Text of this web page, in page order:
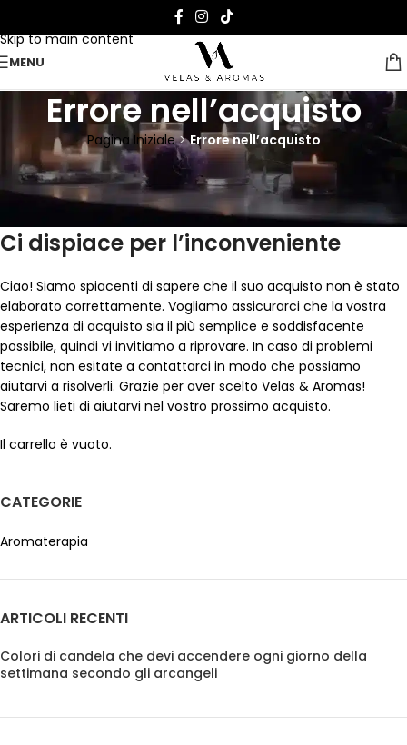
Skip to main content
MENU
Errore nell’acquisto
Pagina Iniziale>Errore nell’acquisto
Riprova! Vi aiutiamo con i vostri
acquisti presso Velas & Aromas
Ci dispiace per l’inconveniente
Ciao! Siamo spiacenti di sapere che il suo acquisto non è stato
elaborato correttamente. Vogliamo assicurarci che la vostra
esperienza di acquisto sia il più semplice e soddisfacente
possibile, quindi vi invitiamo a riprovare. In caso di problemi
tecnici, non esitate a contattarci in modo che possiamo
aiutarvi a risolverli. Grazie per aver scelto Velas & Aromas!
Saremo lieti di aiutarvi nel vostro prossimo acquisto.
Il carrello è vuoto.
CATEGORIE
Aromaterapia
ARTICOLI RECENTI
Colori di candela che devi accendere ogni giorno della
settimana secondo gli arcangeli